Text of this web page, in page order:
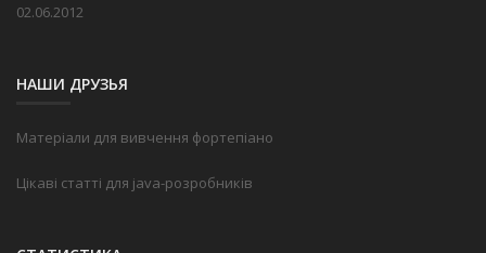
02.06.2012
НАШИ ДРУЗЬЯ
Матеріали для вивчення фортепіано
Цікаві статті для java-розробників